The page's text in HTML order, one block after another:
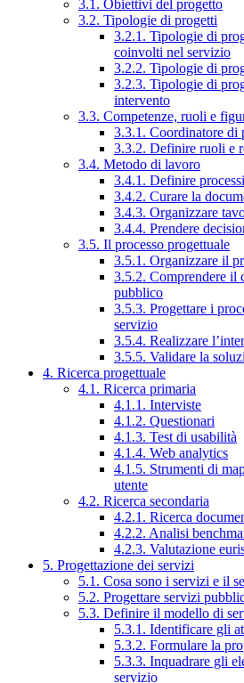
3.1. Obiettivi del progetto
3.2. Tipologie di progetti
3.2.1. Tipologie di
coinvolti nel servizio
3.2.2. Tipologie di
3.2.3. Tipologie di
intervento
3.3. Competenze, ruoli e
3.3.1. Coordinatore di
3.3.2. Definire ruoli e
3.4. Metodo di lavoro
3.4.1. Definire
3.4.2. Curare la
3.4.3. Organizzare
3.4.4. Prendere
3.5. Il processo progettuale
3.5.1. Organizzare il
3.5.2. Comprendere il
pubblico
3.5.3. Progettare i
servizio
3.5.4. Realizzare
3.5.5. Validare la
4. Ricerca progettuale
4.1. Ricerca primaria
4.1.1. Interviste
4.1.2. Questionari
4.1.3. Test di usabilità
4.1.4. Web analytics
4.1.5. Strumenti di
utente
4.2. Ricerca secondaria
4.2.1. Ricerca
4.2.2. Analisi
4.2.3. Valutazione
5. Progettazione dei servizi
5.1. Cosa sono i servizi e il
5.2. Progettare servizi
5.3. Definire il modello di
5.3.1. Identificare gli
5.3.2. Formulare la
5.3.3. Inquadrare gli
servizio